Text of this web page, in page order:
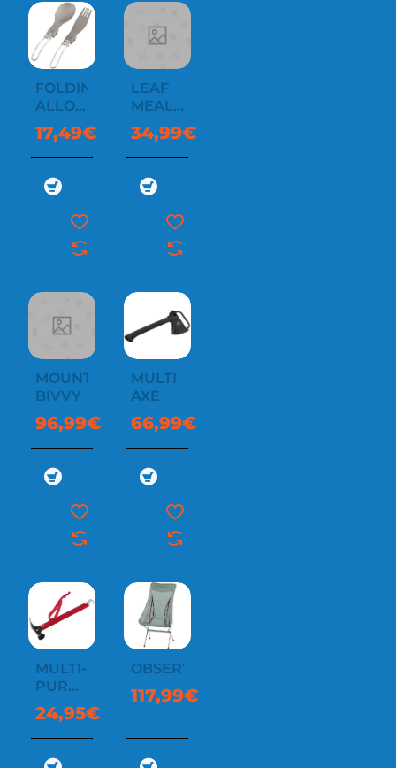
FOLDING
ALLOY
CUTLERY
SET
17,49€
LEAF
MEAL
KIT
34,99€
MOUNTAIN
BIVVY
96,99€
MULTI
AXE
66,99€
MULTI-
PURPOSE
HAMMER
24,95€
OBSERVER
117,99€